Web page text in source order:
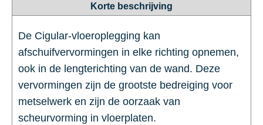
Korte beschrijving
De Cigular-vloeroplegging kan
afschuifvervormingen in elke richting opnemen,
ook in de lengterichting van de wand. Deze
vervormingen zijn de grootste bedreiging voor
metselwerk en zijn de oorzaak van
scheurvorming in vloerplaten.